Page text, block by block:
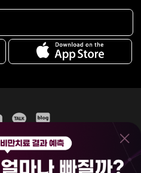
관
홈페이지 이용약관
료수가